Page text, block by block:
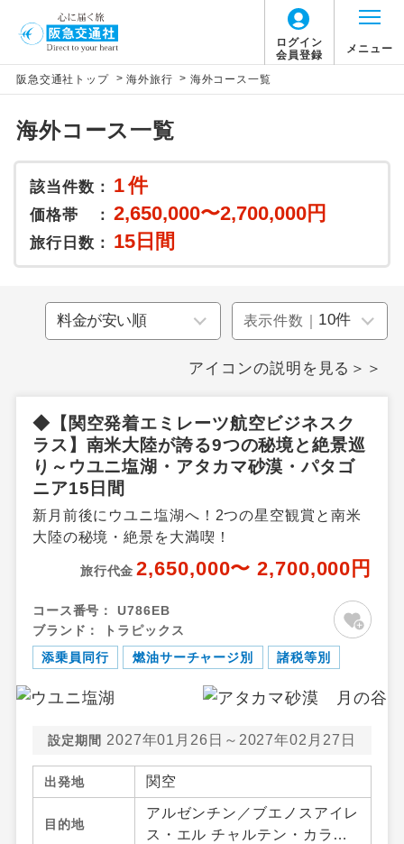
ログイン
会員登録
メニュー
阪急交通社トップ > 海外旅行 > 海外コース一覧
海外コース一覧
該当件数： 1件
価格帯 ： 2,650,000〜2,700,000円
旅行日数： 15日間
表示件数｜
アイコンの説明を見る＞＞
◆【関空発着エミレーツ航空ビジネスク
ラス】南米大陸が誇る9つの秘境と絶景巡
り～ウユニ塩湖・アタカマ砂漠・パタゴ
ニア15日間
新月前後にウユニ塩湖へ！2つの星空観賞と南米
大陸の秘境・絶景を大満喫！
旅行代金 2,650,000〜 2,700,000円
コース番号：
U786EB
ブランド：
トラピックス
添乗員同行
燃油サーチャージ別 諸税等別
設定期間 2027年01月26日～2027年02月27日
出発地 関空
目的地
アルゼンチン／ブエノスアイレ
ス・エル チャルテン・カラフ